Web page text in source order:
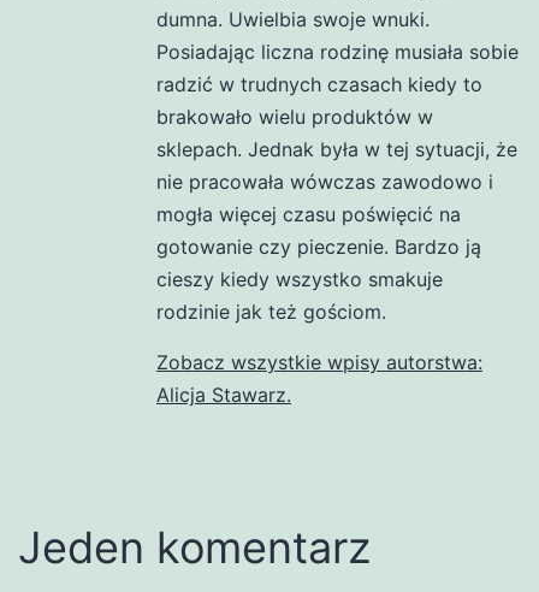
dumna. Uwielbia swoje wnuki.
Posiadając liczna rodzinę musiała sobie
radzić w trudnych czasach kiedy to
brakowało wielu produktów w
sklepach. Jednak była w tej sytuacji, że
nie pracowała wówczas zawodowo i
mogła więcej czasu poświęcić na
gotowanie czy pieczenie. Bardzo ją
cieszy kiedy wszystko smakuje
rodzinie jak też gościom.
Zobacz wszystkie wpisy autorstwa:
Alicja Stawarz.
Jeden komentarz